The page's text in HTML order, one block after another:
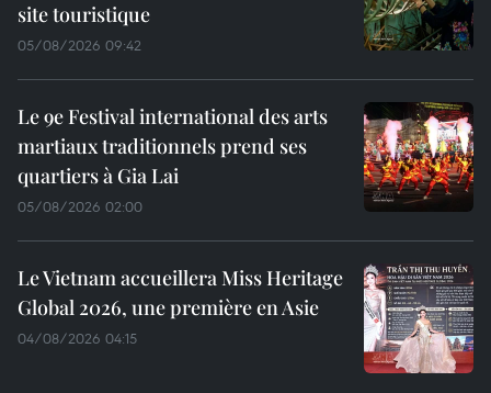
site touristique
05/08/2026 09:42
Le 9e Festival international des arts
martiaux traditionnels prend ses
quartiers à Gia Lai
05/08/2026 02:00
Le Vietnam accueillera Miss Heritage
Global 2026, une première en Asie
04/08/2026 04:15